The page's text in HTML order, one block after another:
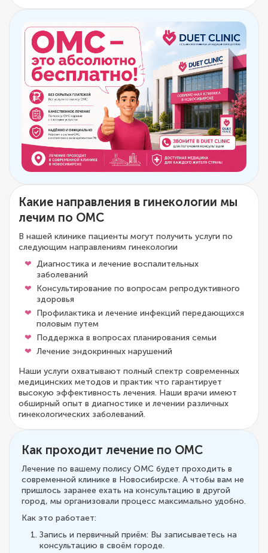
Какие направления в гинекологии мы
лечим по ОМС
В нашей клинике пациенты могут получить услуги по
следующим направлениям гинекологии
Диагностика и лечение воспалительных
заболеваний
Консультирование по вопросам репродуктивного
здоровья
Профилактика и лечение инфекций передающихся
половым путем
Поддержка в вопросах планирования семьи
Лечение эндокринных нарушений
Наши услуги охватывают полный спектр современных
медицинских методов и практик что гарантирует
высокую эффективность лечения. Наши врачи имеют
обширный опыт в диагностике и лечении различных
гинекологических заболеваний.
Как проходит лечение по ОМС
Лечение по вашему полису ОМС будет проходить в
современной клинике в Новосибирске. А чтобы вам не
пришлось заранее ехать на консультацию в другой
город, мы организовали процесс максимально удобно.
Как это работает:
Запись и первичный приём: Вы записываетесь на
консультацию в своём городе.